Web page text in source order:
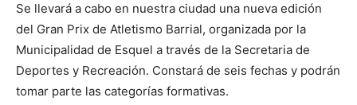
Se llevará a cabo en nuestra ciudad una nueva edición
del Gran Prix de Atletismo Barrial, organizada por la
Municipalidad de Esquel a través de la Secretaria de
Deportes y Recreación. Constará de seis fechas y podrán
tomar parte las categorías formativas.